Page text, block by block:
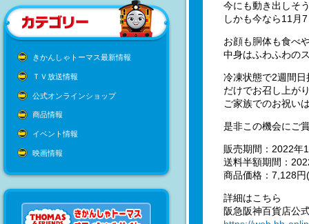
きかんしゃトーマス最新情報
ＴＶ放送情報
公式オンラインショップ
商品情報
イベント情報
映画情報
今にも動き出しそ
しかも今なら11月
お顔も胴体も食べ
中身はふわふわの
冷凍状態で2週間
だけでお召し上が
ご家族でのお祝い
是非この機会にご
販売期間：2022年
送料半額期間：
商品価格：7,128円
詳細はこちら
阪急阪神百貨店公